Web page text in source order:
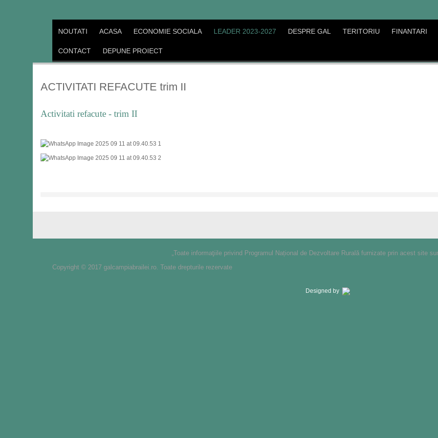
NOUTATI ACASA ECONOMIE SOCIALA LEADER 2023-2027 DESPRE GAL TERITORIU FINANTARI
CONTACT DEPUNE PROIECT
ACTIVITATI REFACUTE trim II
Activitati refacute - trim II
„Toate informaţiile privind Programul Național de Dezvoltare Rurală furnizate prin acest site
Copyright © 2017 galcampiabrailei.ro. Toate drepturile rezervate
Designed by